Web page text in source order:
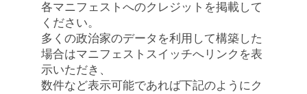
各マニフェストへのクレジットを掲載して
ください。
多くの政治家のデータを利用して構築した
場合はマニフェストスイッチへリンクを表
示いただき、
数件など表示可能であれば下記のようにク